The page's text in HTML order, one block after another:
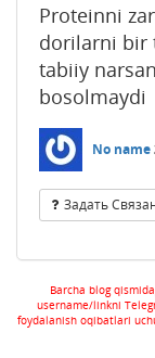
Proteinni
dorilarni bir
tabiiy
bosolmaydi
No name
Задать
Barcha blog
username/linkni
foydalanish oqibatlari